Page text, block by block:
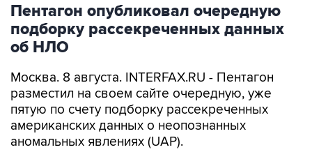
Пентагон опубликовал очередную
подборку рассекреченных данных
об НЛО
Москва. 8 августа. INTERFAX.RU - Пентагон
разместил на своем сайте очередную, уже
пятую по счету подборку рассекреченных
американских данных о неопознанных
аномальных явлениях (UAP).